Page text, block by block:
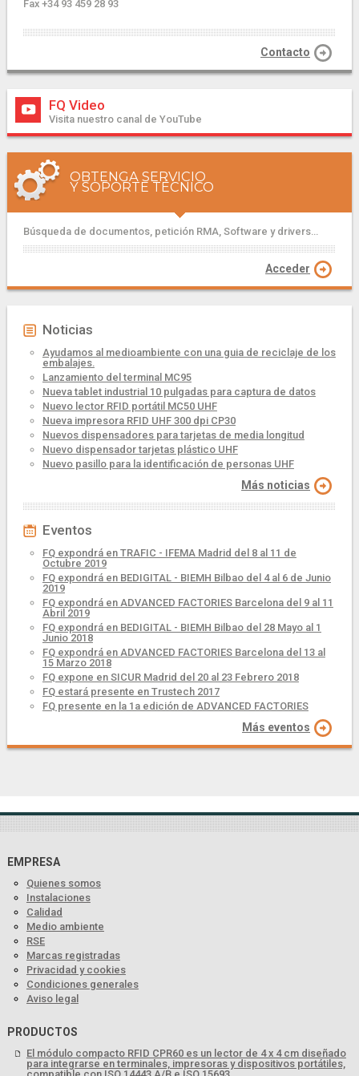
Fax +34 93 459 28 93
Contacto
FQ Video
Visita nuestro canal de YouTube
OBTENGA SERVICIO
Y SOPORTE TÉCNICO
Búsqueda de documentos, petición RMA, Software y drivers...
Acceder
Noticias
Ayudamos al medioambiente con una guia de reciclaje de los
embalajes.
Lanzamiento del terminal MC95
Nueva tablet industrial 10 pulgadas para captura de datos
Nuevo lector RFID portátil MC50 UHF
Nueva impresora RFID UHF 300 dpi CP30
Nuevos dispensadores para tarjetas de media longitud
Nuevo dispensador tarjetas plástico UHF
Nuevo pasillo para la identificación de personas UHF
Más noticias
Eventos
FQ expondrá en TRAFIC - IFEMA Madrid del 8 al 11 de
Octubre 2019
FQ expondrá en BEDIGITAL - BIEMH Bilbao del 4 al 6 de Junio
2019
FQ expondrá en ADVANCED FACTORIES Barcelona del 9 al 11
Abril 2019
FQ expondrá en BEDIGITAL - BIEMH Bilbao del 28 Mayo al 1
Junio 2018
FQ expondrá en ADVANCED FACTORIES Barcelona del 13 al
15 Marzo 2018
FQ expone en SICUR Madrid del 20 al 23 Febrero 2018
FQ estará presente en Trustech 2017
FQ presente en la 1a edición de ADVANCED FACTORIES
Más eventos
EMPRESA
Quienes somos
Instalaciones
Calidad
Medio ambiente
RSE
Marcas registradas
Privacidad y cookies
Condiciones generales
Aviso legal
PRODUCTOS
El módulo compacto RFID CPR60 es un lector de 4 x 4 cm diseñado
para integrarse en terminales, impresoras y dispositivos portátiles,